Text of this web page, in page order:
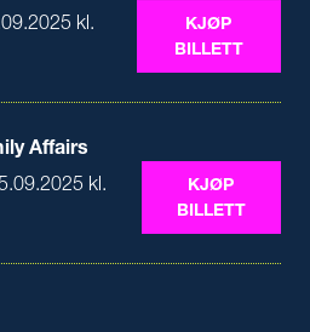
kl.
KJØP
BILLETT
Affairs
kl.
KJØP
BILLETT